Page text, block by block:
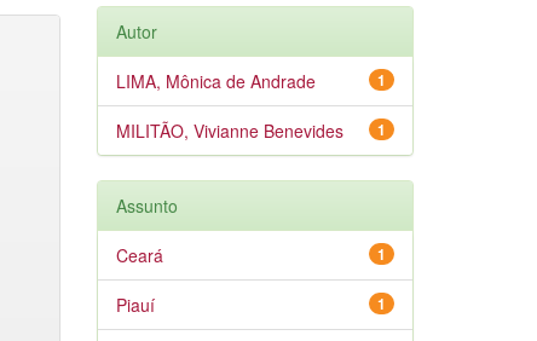
Autor
1
LIMA, Mônica de Andrade
1
MILITÃO, Vivianne Benevides
Assunto
1
Ceará
1
Piauí